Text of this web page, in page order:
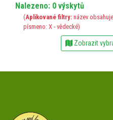
Nalezeno: 0 výskytů
(Aplikované filtry: název
písmeno: X - vědecké)
Zobrazit